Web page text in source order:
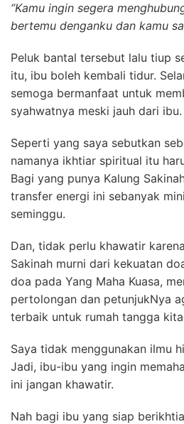
“Kamu ingin segera
bertemu denganku dan kamu
Peluk bantal tersebut lalu tiup
itu, ibu boleh kembali tidur.
semoga bermanfaat untuk
syahwatnya meski jauh dari ibu.
Seperti yang saya sebutkan
namanya ikhtiar spiritual itu
Bagi yang punya Kalung
transfer energi ini sebanyak
seminggu.
Dan, tidak perlu khawatir
Sakinah murni dari kekuatan
doa pada Yang Maha Kuasa,
pertolongan dan petunjukNya
terbaik untuk rumah tangga
Saya tidak menggunakan ilmu
Jadi, ibu-ibu yang ingin
ini jangan khawatir.
Nah bagi ibu yang siap